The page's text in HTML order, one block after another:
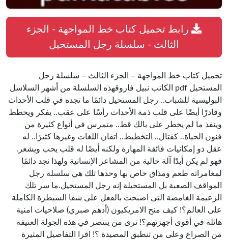
رابط تحميل كتاب خط المواجهة - الجزء
الثالث - سلسلة رجل المستحيل
تحميل كتاب خط المواجهة – الجزء الثالث – سلسلة رجل
المستحيل pdf الكاتب نبيل فاروقهذه السلسلة من أشهر السلاسل
البوليسية للشباب.. رجل المستحيل دائمًا ما تجده في قلب الأحداث
وقادرًا أيضًا على قلب ذمة الأحداث رأسًا على عقب.. يفكر ويخطط
وينفذ ما لم يخطر على بالك قط.. متمرس في أنواع كثيرة من
فنون الحياة.. كقتال.. التخطيط.. اتقان اللغات وغيرها كثيرًا.. له
عقل ذو إمكانيات فائقة المهارة ولكنه أيضًا له قلب يحب ويشعر.
فهو لم يكن أبدًا آلة خالية من المشاعر الإنسانية ولهذا نجد دائمًا
لمغامراته طعم ومذاق خاص بها وحدها تلك هي سلسلة رجل
المواقف الصعبة بل المستحيلة إنه رجل المستحيل.ما سر تلك
الزعيمة الغامضة التى اصبحت بالفعل على شفا السيطرة الكاملة
على العالم؟! كيف منح الامريكيون (أدهم صبري) صلاحيات امنية
هائلة في أقوى أجهزتهم؟! ترى من ينتصر في هذه الجولة العنيفة
من الصراع وعلى من تنطبق المصيدة ؟! اقرا التفاصيل المثيرة